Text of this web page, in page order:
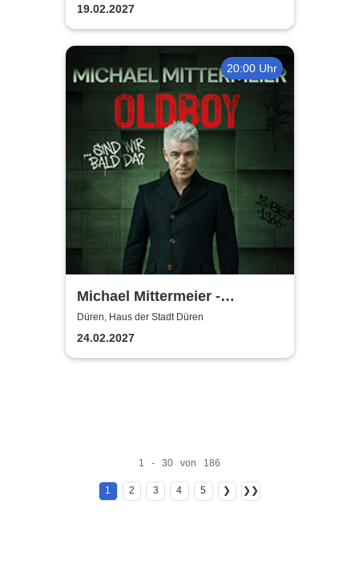
19.02.2027
20:00 Uhr
Michael Mittermeier -
OLDBOY... sind wir bald da?
Düren, Haus der Stadt Düren
24.02.2027
1 - 30 von 186
1 2 3 4 5 ❯ ❯❯